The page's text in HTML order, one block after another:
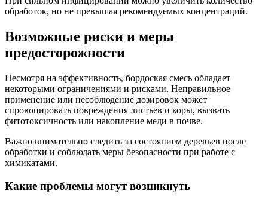
обработок, но не превышая рекомендуемых концентраций.
Возможные риски и меры
предосторожности
Несмотря на эффективность, бордоская смесь обладает
некоторыми ограничениями и рисками. Неправильное
применение или несоблюдение дозировок может
спровоцировать повреждения листьев и коры, вызвать
фитотоксичность или накопление меди в почве.
Важно внимательно следить за состоянием деревьев после
обработки и соблюдать меры безопасности при работе с
химикатами.
Какие проблемы могут возникнуть